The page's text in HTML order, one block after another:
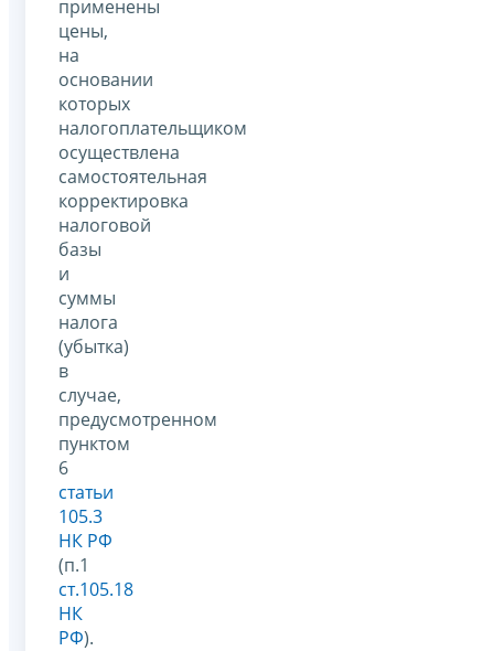
применены
цены,
на
основании
которых
налогоплательщиком
осуществлена
самостоятельная
корректировка
налоговой
базы
и
суммы
налога
(убытка)
в
случае,
предусмотренном
пунктом
6
статьи
105.3
НК РФ
(п.1
ст.105.18
НК
РФ).